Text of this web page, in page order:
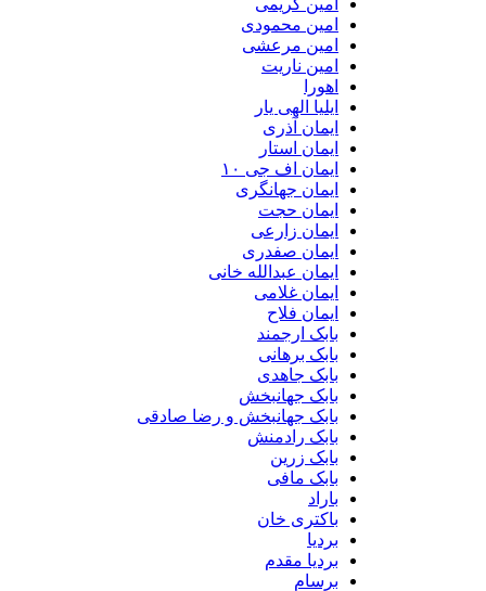
امین کریمی
امین محمودی
امین مرعشی
امین ناریت
ایلیا الهی یار
ایمان آذری
ایمان استار
ایمان اف جی ۱۰
ایمان جهانگری
ایمان حجت
ایمان زارعی
ایمان صفدری
ایمان عبدالله خانی
ایمان غلامی
ایمان فلاح
بابک ارجمند
بابک برهانی
بابک جاهدی
بابک جهانبخش
بابک جهانبخش و رضا صادقی
بابک رادمنش
بابک زرین
بابک مافی
باکتری خان
بردیا مقدم